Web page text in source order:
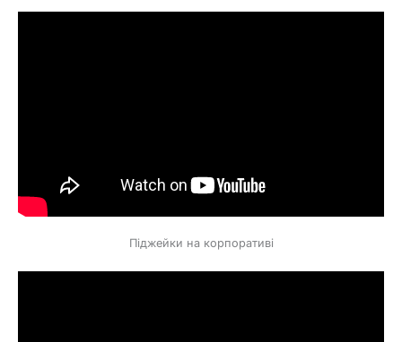
Піджейки на корпоративі